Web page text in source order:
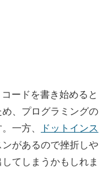
ードを書き始めると
、プログラミングの
一方、
ドットインス
があるので挫折しや
てしまうかもしれま